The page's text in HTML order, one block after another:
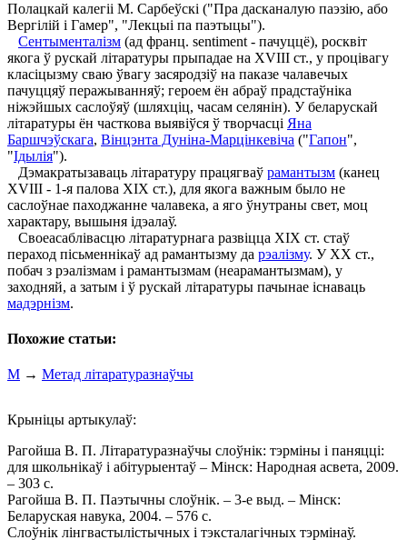
Полацкай калегіі М. Сарбеўскі ("Пра дасканалую паэзію, або
Вергілій і Гамер", "Лекцыі па паэтыцы").
Сентыменталізм (ад франц. sentiment - пачуццё), росквіт
якога ў рускай літаратуры прыпадае на ХVІІІ ст., у процівагу
класіцызму сваю ўвагу засяродзіў на паказе чалавечых
пачуццяў перажыванняў; героем ён абраў прадстаўніка
ніжэйшых саслоўяў (шляхціц, часам селянін). У беларускай
літаратуры ён часткова выявіўся ў творчасці Яна
Баршчэўскага, Вінцэнта Дуніна-Марцінкевіча ("Гапон",
"Ідылія").
Дэмакратызаваць літаратуру працягваў рамантызм (канец
ХVІІІ - 1-я палова ХІХ ст.), для якога важным было не
саслоўнае паходжанне чалавека, а яго ўнутраны свет, моц
характару, вышыня ідэалаў.
Своеасаблівасцю літаратурнага развіцца ХІХ ст. стаў
пераход пісьменнікаў ад рамантызму да рэалізму. У ХХ ст.,
побач з рэалізмам і рамантызмам (неарамантызмам), у
заходняй, а затым і ў рускай літаратуры пачынае існаваць
мадэрнізм.
Похожие статьи:
М → Метад літаратуразнаўчы
Крыніцы артыкулаў:
Рагойша В. П. Літаратуразнаўчы слоўнік: тэрміны i паняцці:
для школьнікаў i абітурыентаў – Мінск: Народная асвета, 2009.
– 303 с.
Рагойша В. П. Паэтычны слоўнік. – 3-е выд. – Мінск:
Беларуская навука, 2004. – 576 с.
Слоўнік лінгвастылістычных і тэксталагічных тэрмінаў.